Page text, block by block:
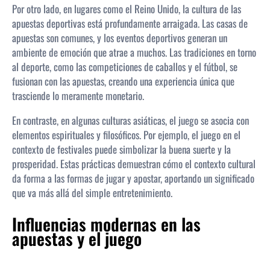
Por otro lado, en lugares como el Reino Unido, la cultura de las
apuestas deportivas está profundamente arraigada. Las casas de
apuestas son comunes, y los eventos deportivos generan un
ambiente de emoción que atrae a muchos. Las tradiciones en torno
al deporte, como las competiciones de caballos y el fútbol, se
fusionan con las apuestas, creando una experiencia única que
trasciende lo meramente monetario.
En contraste, en algunas culturas asiáticas, el juego se asocia con
elementos espirituales y filosóficos. Por ejemplo, el juego en el
contexto de festivales puede simbolizar la buena suerte y la
prosperidad. Estas prácticas demuestran cómo el contexto cultural
da forma a las formas de jugar y apostar, aportando un significado
que va más allá del simple entretenimiento.
Influencias modernas en las
apuestas y el juego